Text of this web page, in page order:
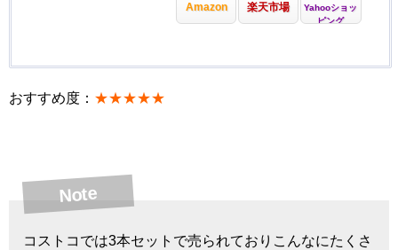
Amazon 楽天市場
Yahooショッ
ピング
おすすめ度： ★★★★★
Note
コストコでは3本セットで売られておりこんなにたくさ